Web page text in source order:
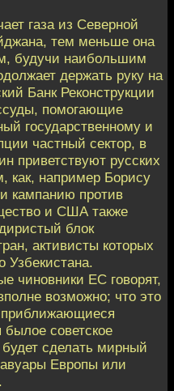
газа из Северной
тем меньше она
будучи наибольшим
держать руку на
Банк Реконструкции
помогающие
государственному и
частный сектор, в
приветствуют русских
как, например Борису
кампанию против
и США также
блок
активисты которых
Узбекистана.
чиновники ЕС говорят,
возможно; что это
приближающиеся
советское
сделать мирный
Европы или